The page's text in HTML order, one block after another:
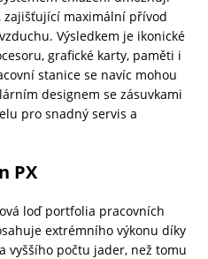
maximální přívod
Výsledkem je ikonické
grafické karty, paměti i
stanice se navíc mohou
designem se zásuvkami
pro snadný servis a
PX
loď portfolia pracovních
extrémního výkonu díky
vyššího počtu jader, než tomu